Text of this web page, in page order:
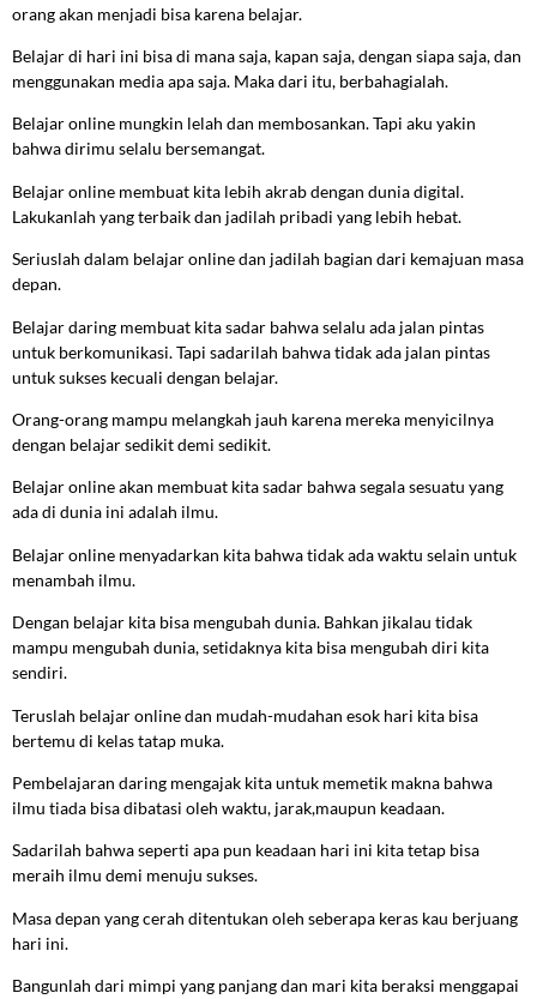
orang akan menjadi bisa karena belajar.
Belajar di hari ini bisa di mana saja, kapan saja, dengan siapa saja, dan
menggunakan media apa saja. Maka dari itu, berbahagialah.
Belajar online mungkin lelah dan membosankan. Tapi aku yakin
bahwa dirimu selalu bersemangat.
Belajar online membuat kita lebih akrab dengan dunia digital.
Lakukanlah yang terbaik dan jadilah pribadi yang lebih hebat.
Seriuslah dalam belajar online dan jadilah bagian dari kemajuan masa
depan.
Belajar daring membuat kita sadar bahwa selalu ada jalan pintas
untuk berkomunikasi. Tapi sadarilah bahwa tidak ada jalan pintas
untuk sukses kecuali dengan belajar.
Orang-orang mampu melangkah jauh karena mereka menyicilnya
dengan belajar sedikit demi sedikit.
Belajar online akan membuat kita sadar bahwa segala sesuatu yang
ada di dunia ini adalah ilmu.
Belajar online menyadarkan kita bahwa tidak ada waktu selain untuk
menambah ilmu.
Dengan belajar kita bisa mengubah dunia. Bahkan jikalau tidak
mampu mengubah dunia, setidaknya kita bisa mengubah diri kita
sendiri.
Teruslah belajar online dan mudah-mudahan esok hari kita bisa
bertemu di kelas tatap muka.
Pembelajaran daring mengajak kita untuk memetik makna bahwa
ilmu tiada bisa dibatasi oleh waktu, jarak,maupun keadaan.
Sadarilah bahwa seperti apa pun keadaan hari ini kita tetap bisa
meraih ilmu demi menuju sukses.
Masa depan yang cerah ditentukan oleh seberapa keras kau berjuang
hari ini.
Bangunlah dari mimpi yang panjang dan mari kita beraksi menggapai